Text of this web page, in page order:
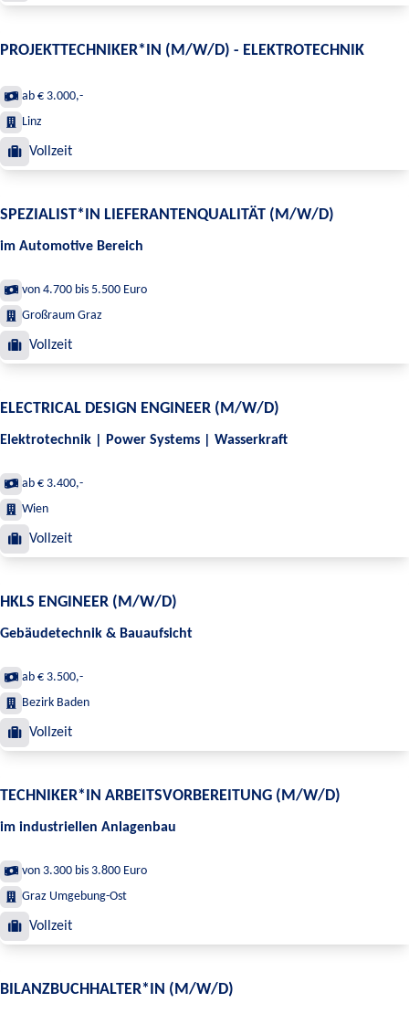
PROJEKTTECHNIKER*IN (M/W/D) - ELEKTROTECHNIK
ab € 3.000,-
Linz
Vollzeit
SPEZIALIST*IN LIEFERANTENQUALITÄT (M/W/D)
im Automotive Bereich
von 4.700 bis 5.500 Euro
Großraum Graz
Vollzeit
ELECTRICAL DESIGN ENGINEER (M/W/D)
Elektrotechnik | Power Systems | Wasserkraft
ab € 3.400,-
Wien
Vollzeit
HKLS ENGINEER (M/W/D)
Gebäudetechnik & Bauaufsicht
ab € 3.500,-
Bezirk Baden
Vollzeit
TECHNIKER*IN ARBEITSVORBEREITUNG (M/W/D)
im industriellen Anlagenbau
von 3.300 bis 3.800 Euro
Graz Umgebung-Ost
Vollzeit
BILANZBUCHHALTER*IN (M/W/D)